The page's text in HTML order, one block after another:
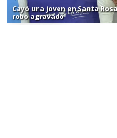
Cayó una joven en Santa
robo agravado